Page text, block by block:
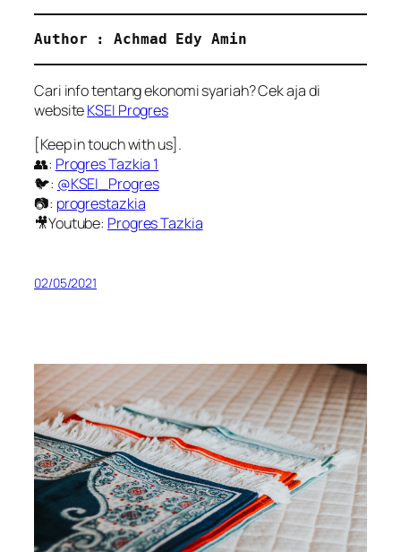
Author : Achmad Edy Amin
Cari info tentang ekonomi syariah? Cek aja di
websiteKSEI Progres
[Keep in touch with us].
👥: Progres Tazkia 1
🐦: @KSEI_Progres
📷: progrestazkia
🎥Youtube: Progres Tazkia
02/05/2021